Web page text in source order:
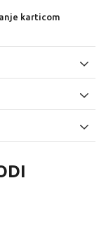
karticom